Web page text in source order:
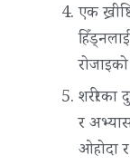
एक
शरीरका
र
ओहोदा